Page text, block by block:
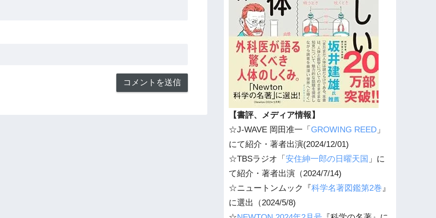
【書評、メディア情報】
☆J-WAVE 岡田准一「 GROWING REED 」
にて紹介・著者出演(2024/12/01)
☆TBSラジオ「 安住紳一郎の日曜天国 」に
て紹介・著者出演（2024/7/14)
☆ニュートンムック『科学名著図鑑第2巻』
に選出（2024/5/8)